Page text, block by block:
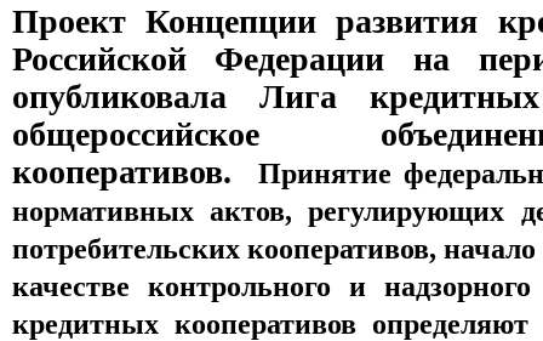
Проект Концепции развития
Российской Федерации на
опубликовала Лига
общероссийское
кооперативов.
Принятие
нормативных актов, регулирующих
потребительских кооперативов,
качестве контрольного и
кредитных кооперативов